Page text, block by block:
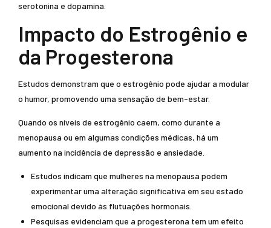
serotonina e dopamina.
Impacto do Estrogênio e
da Progesterona
Estudos demonstram que o estrogênio pode ajudar a modular
o humor, promovendo uma sensação de bem-estar.
Quando os níveis de estrogênio caem, como durante a
menopausa ou em algumas condições médicas, há um
aumento na incidência de depressão e ansiedade.
Estudos indicam que mulheres na menopausa podem
experimentar uma alteração significativa em seu estado
emocional devido às flutuações hormonais.
Pesquisas evidenciam que a progesterona tem um efeito